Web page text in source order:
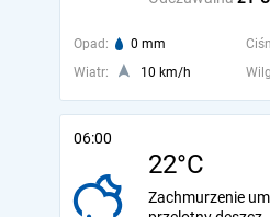
Opad: 0 mm
Wiatr:
10 km/h
06:00
22°C
Zachmurzenie